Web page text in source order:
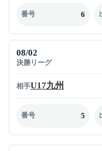
番号 6
08/02
決勝リーグ
相手U17九州
番号 5